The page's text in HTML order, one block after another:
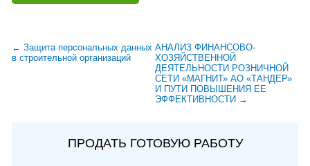
← Защита персональных данных
в строительной организаций
АНАЛИЗ ФИНАНСОВО-
ХОЗЯЙСТВЕННОЙ
ДЕЯТЕЛЬНОСТИ РОЗНИЧНОЙ
СЕТИ «МАГНИТ» АО «ТАНДЕР»
И ПУТИ ПОВЫШЕНИЯ ЕЕ
ЭФФЕКТИВНОСТИ →
ПРОДАТЬ ГОТОВУЮ РАБОТУ